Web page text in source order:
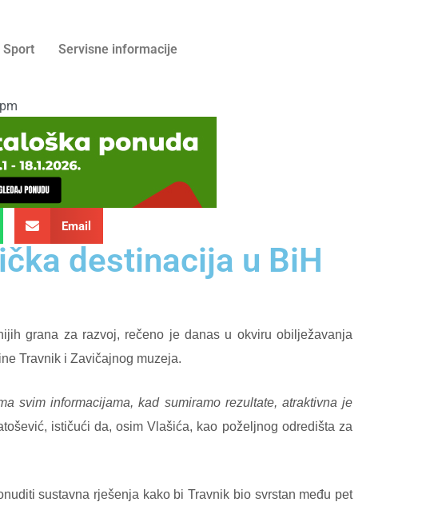
Sport Servisne informacije
Email
destinacija u BiH
grana za razvoj, rečeno je danas u okviru obilježavanja
Travnik i Zavičajnog muzeja.
svim informacijama, kad sumiramo rezultate, atraktivna je
ističući da, osim Vlašića, kao poželjnog odredišta za
sustavna rješenja kako bi Travnik bio svrstan među pet